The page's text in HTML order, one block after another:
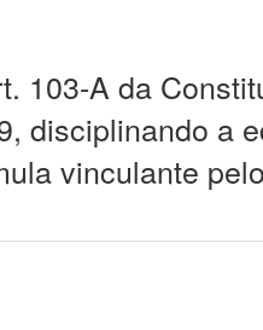
103-A da
disciplinando a
vinculante